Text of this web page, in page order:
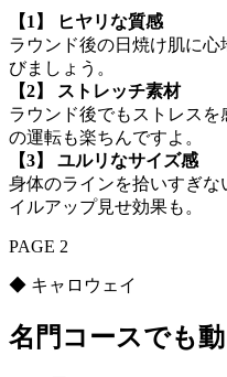
【1】 ヒヤリな質感
ラウンド後の日焼け肌に
びましょう。
【2】 ストレッチ素材
ラウンド後でもストレスを
の運転も楽ちんですよ。
【3】 ユルリなサイズ感
身体のラインを拾いすぎ
イルアップ見せ効果も。
PAGE 2
◆ キャロウェイ
名門コースでも